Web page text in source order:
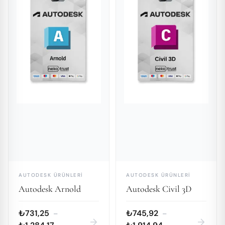
AUTODESK ÜRÜNLERI
Autodesk Arnold
₺731,25 –
arrow_forward
AUTODESK ÜRÜNLERI
Autodesk Civil 3D
₺745,92 –
arrow_forward